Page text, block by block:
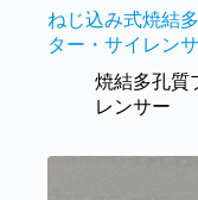
ねじ込み式焼結
ター・サイレン
焼結多孔質
レンサー